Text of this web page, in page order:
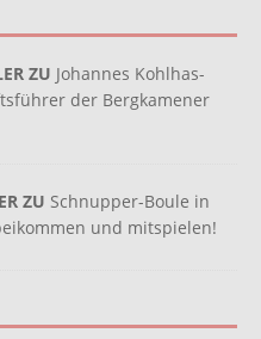
ZU Johannes Kohlhas-
der Bergkamener
ZU Schnupper-Boule in
und mitspielen!